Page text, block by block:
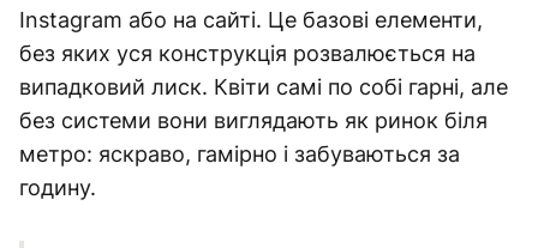
Instagram або на сайті. Це базові елементи,
без яких уся конструкція розвалюється на
випадковий лиск. Квіти самі по собі гарні, але
без системи вони виглядають як ринок біля
метро: яскраво, гамірно і забуваються за
годину.